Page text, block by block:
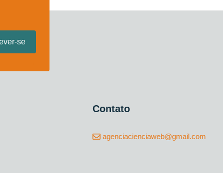
Contato
agenciacienciaweb@gmail.com